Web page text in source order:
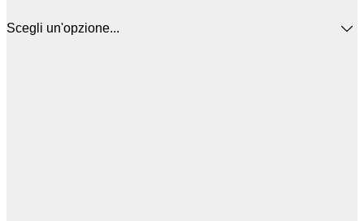
Scegli un'opzione...